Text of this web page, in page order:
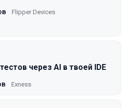
Flipper Devices
через AI в твоей IDE
Exness